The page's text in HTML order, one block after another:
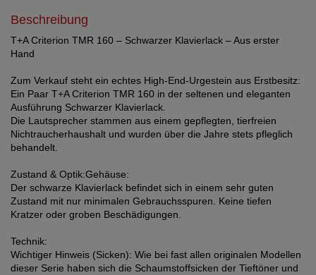
Beschreibung
T+A Criterion TMR 160 – Schwarzer Klavierlack – Aus erster
Hand
Zum Verkauf steht ein echtes High-End-Urgestein aus Erstbesitz:
Ein Paar T+A Criterion TMR 160 in der seltenen und eleganten
Ausführung Schwarzer Klavierlack.
Die Lautsprecher stammen aus einem gepflegten, tierfreien
Nichtraucherhaushalt und wurden über die Jahre stets pfleglich
behandelt.
Zustand & Optik:Gehäuse:
Der schwarze Klavierlack befindet sich in einem sehr guten
Zustand mit nur minimalen Gebrauchsspuren. Keine tiefen
Kratzer oder groben Beschädigungen.
Technik:
Wichtiger Hinweis (Sicken): Wie bei fast allen originalen Modellen
dieser Serie haben sich die Schaumstoffsicken der Tieftöner und